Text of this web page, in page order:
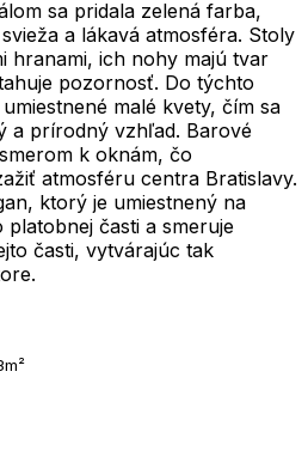
sa pridala zelená farba,
a lákavá atmosféra. Stoly
hranami, ich nohy majú tvar
pozornosť. Do týchto
malé kvety, čím sa
a prírodný vzhľad. Barové
k oknám, čo
atmosféru centra Bratislavy.
ktorý je umiestnený na
časti a smeruje
časti, vytvárajúc tak